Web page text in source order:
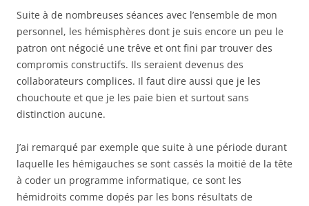
Suite à de nombreuses séances avec l’ensemble de mon
personnel, les hémisphères dont je suis encore un peu le
patron ont négocié une trêve et ont fini par trouver des
compromis constructifs. Ils seraient devenus des
collaborateurs complices. Il faut dire aussi que je les
chouchoute et que je les paie bien et surtout sans
distinction aucune.
J’ai remarqué par exemple que suite à une période durant
laquelle les hémigauches se sont cassés la moitié de la tête
à coder un programme informatique, ce sont les
hémidroits comme dopés par les bons résultats de